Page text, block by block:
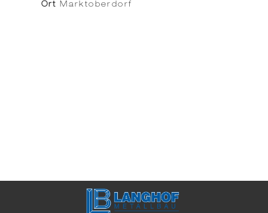
Ort Marktoberdorf